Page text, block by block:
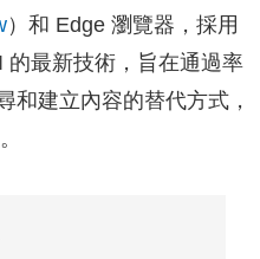
）和 Edge 瀏覽器，採用
的最新技術，旨在通過率
和建立內容的替代方式，